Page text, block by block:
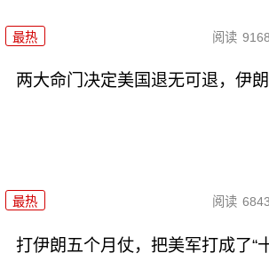
最热 阅读 9168
两大命门决定美国退无可退，伊朗
最热 阅读 6843
打伊朗五个月仗，把美军打成了“